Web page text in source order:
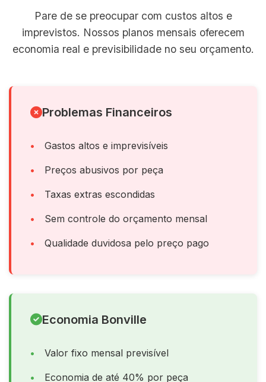
Pare de se preocupar com custos altos e
imprevistos. Nossos planos mensais oferecem
economia real e previsibilidade no seu orçamento.
Problemas Financeiros
Gastos altos e imprevisíveis
Preços abusivos por peça
Taxas extras escondidas
Sem controle do orçamento mensal
Qualidade duvidosa pelo preço pago
Economia Bonville
Valor fixo mensal previsível
Economia de até 40% por peça